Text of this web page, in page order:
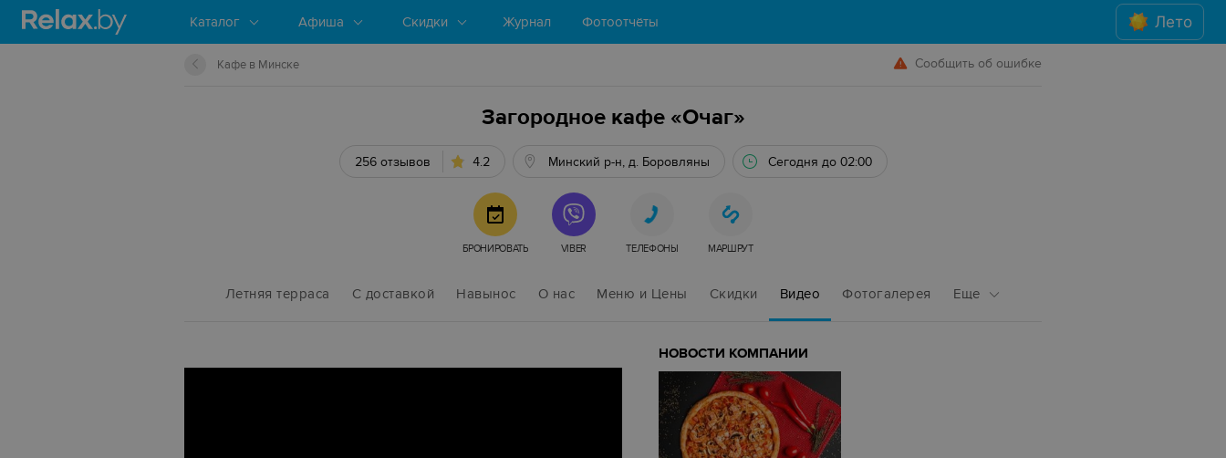
Каталог Афиша Скидки Журнал Фотоотчёты Лето
Кафе в Минске Сообщить об ошибке
Загородное кафе «Очаг»
256 отзывов 4.2 Минский р-н, д. Боровляны Сегодня до 02:00
БРОНИРОВАТЬ VIBER ТЕЛЕФОНЫ МАРШРУТ
Летняя терраса С доставкой Навынос О нас Меню и Цены Скидки Видео Фотогалерея Еще
НОВОСТИ КОМПАНИИ